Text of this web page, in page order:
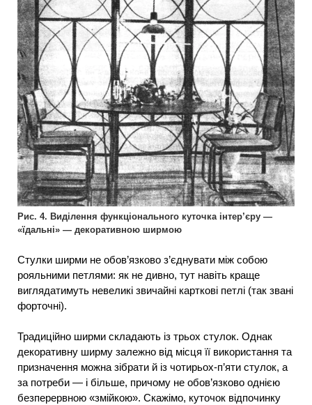
Рис. 4. Виділення функціонального куточка інтер’єру —
«їдальні» — декоративною ширмою
Стулки ширми не обов’язково з’єднувати між собою
рояльними петлями: як не дивно, тут навіть краще
виглядатимуть невеликі звичайні карткові петлі (так звані
форточні).
Традиційно ширми складають із трьох стулок. Однак
декоративну ширму залежно від місця її використання та
призначення можна зібрати й із чотирьох-п’яти стулок, а
за потреби — і більше, причому не обов’язково однією
безперервною «змійкою». Скажімо, куточок відпочинку